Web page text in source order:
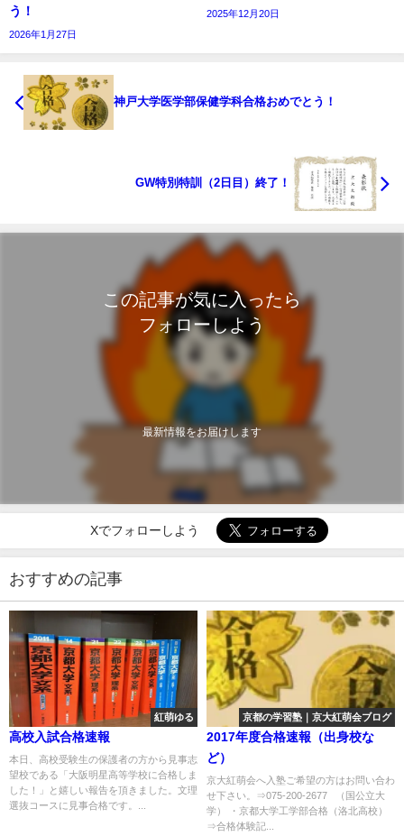
う！
2026年1月27日
2025年12月20日
神戸大学医学部保健学科合格おめでとう！
GW特別特訓（2日目）終了！
この記事が気に入ったら
フォローしよう
最新情報をお届けします
Xでフォローしよう
おすすめの記事
紅萌ゆる
高校入試合格速報
本日、高校受験生の保護者の方から見事志
望校である「大阪明星高等学校に合格しま
した！」と嬉しい報告を頂きました。文理
選抜コースに見事合格です。...
京都の学習塾｜京大紅萌会ブログ
2017年度合格速報（出身校な
ど）
京大紅萌会へ入塾ご希望の方はお問い合わ
せ下さい。⇒075-200-2677 （国公立大
学） ・京都大学工学部合格（洛北高校）
⇒合格体験記...